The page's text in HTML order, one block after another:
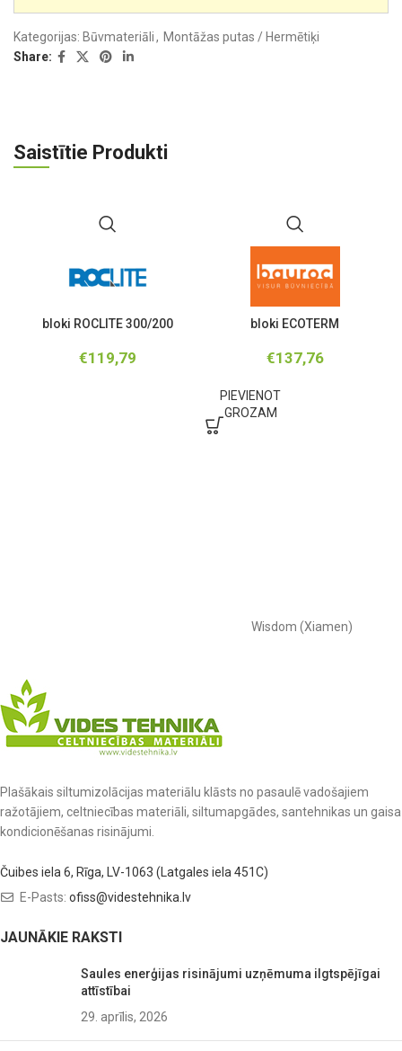
Kategorijas: Būvmateriāli, Montāžas putas / Hermētiķi
Share:
Saistītie Produkti
bloki ROCLITE 300/200
€119,79
bloki ECOTERM
€137,76
PIEVIENOT
GROZAM
Wisdom (Xiamen)
Plašākais siltumizolācijas materiālu klāsts no pasaulē vadošajiem
ražotājiem, celtniecības materiāli, siltumapgādes, santehnikas un gaisa
kondicionēšanas risinājumi.
Čuibes iela 6, Rīga, LV-1063 (Latgales iela 451C)
E-Pasts: ofiss@videstehnika.lv
JAUNĀKIE RAKSTI
Saules enerģijas risinājumi uzņēmuma ilgtspējīgai
attīstībai
29. aprīlis, 2026